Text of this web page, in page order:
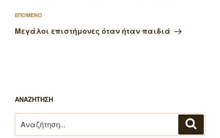
Επόμενο
άρθρο
ΕΠΟΜΕΝΟ
Μεγάλοι επιστήμονες όταν ήταν παιδιά
ΑΝΑΖΗΤΗΣΗ
για: